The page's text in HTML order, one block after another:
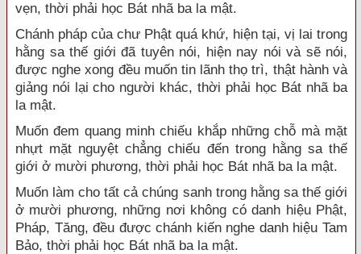
vẹn, thời phải học Bát nhã ba la mật.
Chánh pháp của chư Phật quá khứ, hiện tại, vị lai trong
hằng sa thế giới đã tuyên nói, hiện nay nói và sẽ nói,
được nghe xong đều muốn tin lãnh thọ trì, thật hành và
giảng nói lại cho người khác, thời phải học Bát nhã ba
la mật.
Muốn đem quang minh chiếu khắp những chỗ mà mặt
nhựt mặt nguyệt chẳng chiếu đến trong hằng sa thế
giới ở mười phương, thời phải học Bát nhã ba la mật.
Muốn làm cho tất cả chúng sanh trong hằng sa thế giới
ở mười phương, những nơi không có danh hiệu Phật,
Pháp, Tăng, đều được chánh kiến nghe danh hiệu Tam
Bảo, thời phải học Bát nhã ba la mật.